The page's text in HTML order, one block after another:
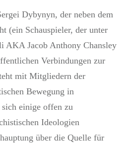
Dybynyn, der neben dem
(ein Schauspieler, der unter
AKA Jacob Anthony Chansley
Verbindungen zur
mit Mitgliedern der
Bewegung in
einige offen zu
Ideologien
über die Quelle für